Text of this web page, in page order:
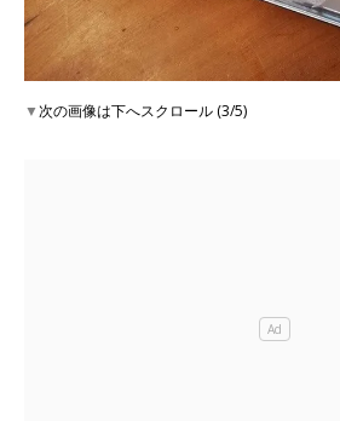
▼次の画像は下へスクロール (3/5)